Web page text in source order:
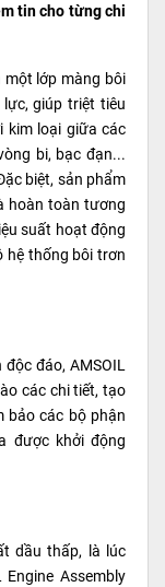
tin cho từng chi
một lớp màng bôi
giúp triệt tiêu
kim loại giữa các
bi, bạc đạn...
biệt, sản phẩm
hoàn toàn tương
suất hoạt động
hệ thống bôi trơn
đáo, AMSOIL
các chi tiết, tạo
bảo các bộ phận
được khởi động
dầu thấp, là lúc
Assembly